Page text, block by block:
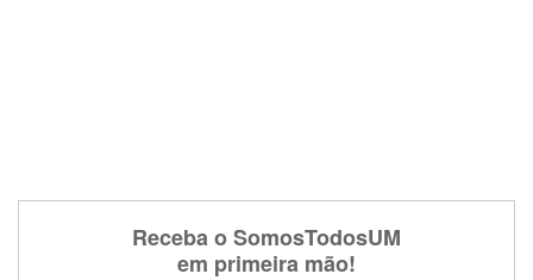
Receba o SomosTodosUM
em primeira mão!